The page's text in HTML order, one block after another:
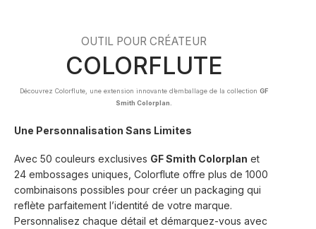
OUTIL POUR CRÉATEUR
COLORFLUTE
Découvrez Colorflute, une extension innovante d’emballage de la collection GF
Smith Colorplan.
Une Personnalisation Sans Limites
Avec 50 couleurs exclusives GF Smith Colorplan et
24 embossages uniques, Colorflute offre plus de 1000
combinaisons possibles pour créer un packaging qui
reflète parfaitement l’identité de votre marque.
Personnalisez chaque détail et démarquez-vous avec